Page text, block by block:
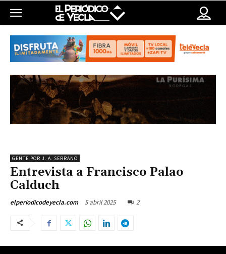
GENTE POR J. A. SERRANO
Entrevista a Francisco Palao
Calduch
elperiodicodeyecla.com 5 abril 2025 2